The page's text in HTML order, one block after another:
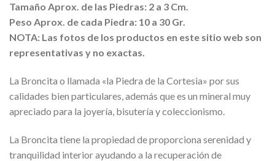
Tamaño Aprox. de las Piedras: 2 a 3 Cm.
Peso Aprox. de cada Piedra: 10 a 30 Gr.
NOTA: Las fotos de los productos en este sitio web son
representativas y no exactas.
La Broncita o llamada «la Piedra de la Cortesia» por sus
calidades bien particulares, además que es un mineral muy
apreciado para la joyería, bisutería y coleccionismo.
La Broncita tiene la propiedad de proporciona serenidad y
tranquilidad interior ayudando a la recuperación de